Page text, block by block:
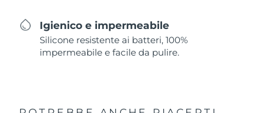
Igienico e impermeabile
Silicone resistente ai batteri, 100%
impermeabile e facile da pulire.